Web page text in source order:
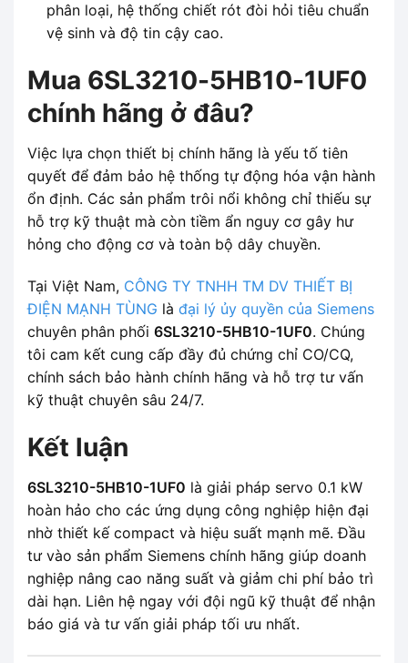
phân loại, hệ thống chiết rót đòi hỏi tiêu chuẩn
vệ sinh và độ tin cậy cao.
Mua 6SL3210-5HB10-1UF0
chính hãng ở đâu?
Việc lựa chọn thiết bị chính hãng là yếu tố tiên
quyết để đảm bảo hệ thống tự động hóa vận hành
ổn định. Các sản phẩm trôi nổi không chỉ thiếu sự
hỗ trợ kỹ thuật mà còn tiềm ẩn nguy cơ gây hư
hỏng cho động cơ và toàn bộ dây chuyền.
Tại Việt Nam, CÔNG TY TNHH TM DV THIẾT BỊ
ĐIỆN MẠNH TÙNG là đại lý ủy quyền của Siemens
chuyên phân phối 6SL3210-5HB10-1UF0. Chúng
tôi cam kết cung cấp đầy đủ chứng chỉ CO/CQ,
chính sách bảo hành chính hãng và hỗ trợ tư vấn
kỹ thuật chuyên sâu 24/7.
Kết luận
6SL3210-5HB10-1UF0 là giải pháp servo 0.1 kW
hoàn hảo cho các ứng dụng công nghiệp hiện đại
nhờ thiết kế compact và hiệu suất mạnh mẽ. Đầu
tư vào sản phẩm Siemens chính hãng giúp doanh
nghiệp nâng cao năng suất và giảm chi phí bảo trì
dài hạn. Liên hệ ngay với đội ngũ kỹ thuật để nhận
báo giá và tư vấn giải pháp tối ưu nhất.